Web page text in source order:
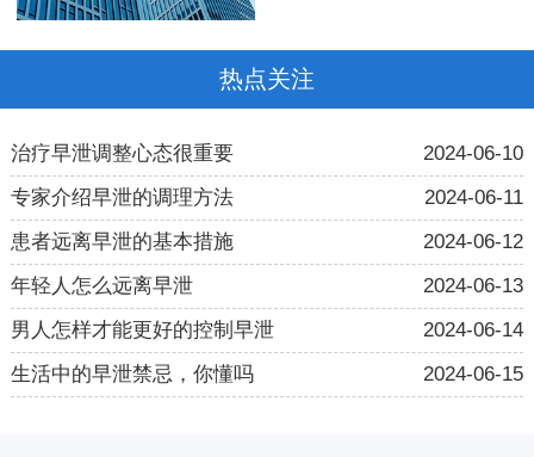
热点关注
治疗早泄调整心态很重要
2024-06-10
专家介绍早泄的调理方法
2024-06-11
患者远离早泄的基本措施
2024-06-12
年轻人怎么远离早泄
2024-06-13
男人怎样才能更好的控制早泄
2024-06-14
生活中的早泄禁忌，你懂吗
2024-06-15